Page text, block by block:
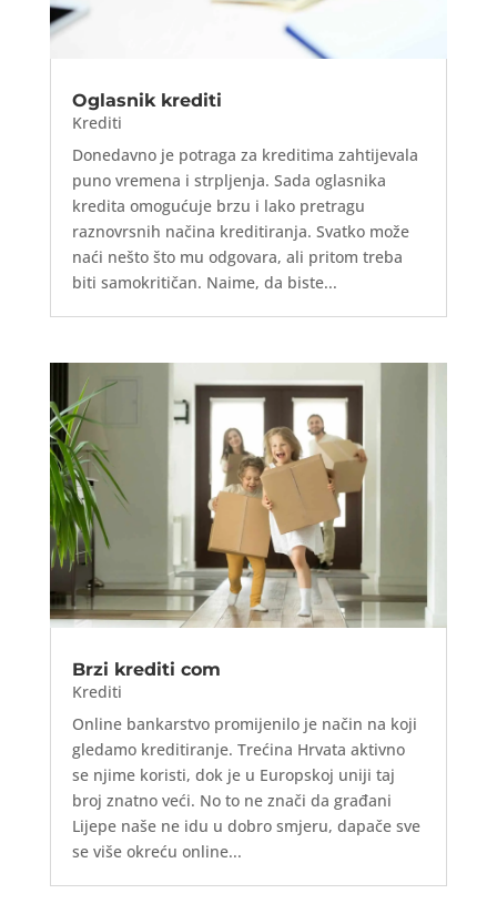
Oglasnik krediti
Krediti
Donedavno je potraga za kreditima zahtijevala
puno vremena i strpljenja. Sada oglasnika
kredita omogućuje brzu i lako pretragu
raznovrsnih načina kreditiranja. Svatko može
naći nešto što mu odgovara, ali pritom treba
biti samokritičan. Naime, da biste...
Brzi krediti com
Krediti
Online bankarstvo promijenilo je način na koji
gledamo kreditiranje. Trećina Hrvata aktivno
se njime koristi, dok je u Europskoj uniji taj
broj znatno veći. No to ne znači da građani
Lijepe naše ne idu u dobro smjeru, dapače sve
se više okreću online...